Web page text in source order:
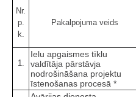
Nr.
p.
k.
Pakalpojuma veids
1.
Ielu apgaismes tīklu
valdītāja pārstāvja
nodrošināšana projektu
īstenošanas procesā *